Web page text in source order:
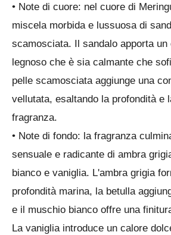
• Note di cuore: nel cuore di
miscela morbida e lussuosa di
scamosciata. Il sandalo apporta
legnoso che è sia calmante che
pelle scamosciata aggiunge una
vellutata, esaltando la profondità e
fragranza.
• Note di fondo: la fragranza
sensuale e radicante di ambra
bianco e vaniglia. L'ambra grigia
profondità marina, la betulla
e il muschio bianco offre una
La vaniglia introduce un calore